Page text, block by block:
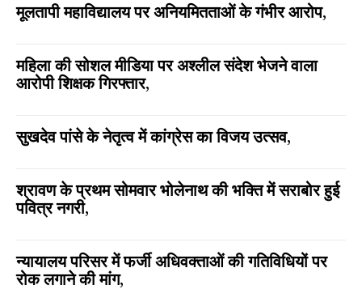
मूलतापी महाविद्यालय पर अनियमितताओं के गंभीर आरोप,
महिला की सोशल मीडिया पर अश्लील संदेश भेजने वाला
आरोपी शिक्षक गिरफ्तार,
सुखदेव पांसे के नेतृत्व में कांग्रेस का विजय उत्सव,
श्रावण के प्रथम सोमवार भोलेनाथ की भक्ति में सराबोर हुई
पवित्र नगरी,
न्यायालय परिसर में फर्जी अधिवक्ताओं की गतिविधियों पर
रोक लगाने की मांग,